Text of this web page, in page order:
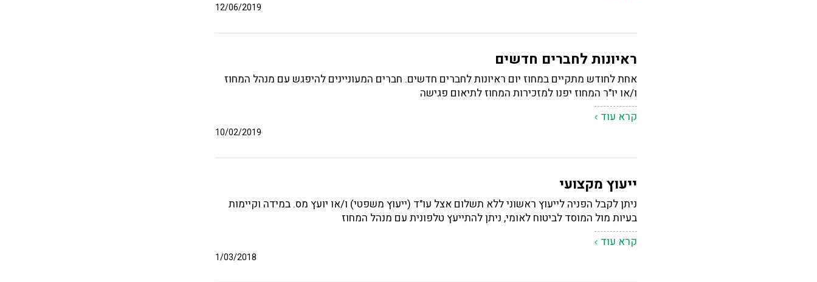
12/06/2019
ראיונות לחברים חדשים
אחת לחודש מתקיים במחוז יום ראיונות לחברים חדשים. חברים המעוניינים להיפגש עם מנהל המחוז
ו/או יו"ר המחוז יפנו למזכירות המחוז לתיאום פגישה
קרא עוד
10/02/2019
ייעוץ מקצועי
ניתן לקבל הפניה לייעוץ ראשוני ללא תשלום אצל עו"ד (ייעוץ משפטי) ו/או יועץ מס. במידה וקיימות
בעיות מול המוסד לביטוח לאומי, ניתן להתייעץ טלפונית עם מנהל המחוז
קרא עוד
1/03/2018